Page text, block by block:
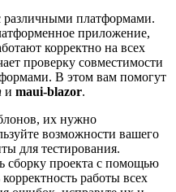
различными платформами.
приложение,
корректно на всех
проверку совместимости
В этом вам помогут
и maui-blazor.
их нужно
возможности вашего
для тестирования.
сборку проекта с помощью
работы всех